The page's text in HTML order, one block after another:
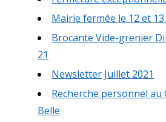
Mairie fermée le 12 et
Brocante Vide-grenier
21
Newsletter Juillet 2021
Recherche personnel au
Belle